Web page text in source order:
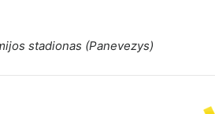
stadionas (Panevezys)